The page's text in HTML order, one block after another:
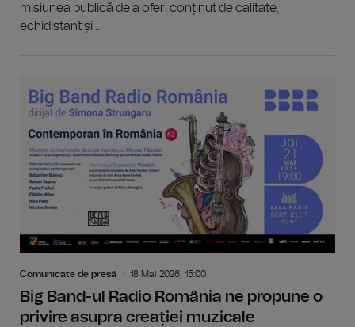
misiunea publică de a oferi conținut de calitate,
echidistant și...
Comunicate de presă 18 Mai 2026, 15:00
Big Band-ul Radio România ne propune o
privire asupra creației muzicale